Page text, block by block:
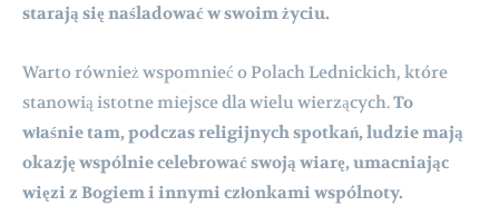
starają się naśladować w swoim życiu.
Warto również wspomnieć o Polach Lednickich, które
stanowią istotne miejsce dla wielu wierzących.To
właśnie tam, podczas religijnych spotkań, ludzie mają
okazję wspólnie celebrować swoją wiarę, umacniając
więzi z Bogiem i innymi członkami wspólnoty.